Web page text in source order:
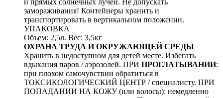
замораживания! Контейнеры хранить и
транспортировать в вертикальном положении.
УПАКОВКА
Объем: 2,5л. Вес: 3,5кг
ОХРАНА ТРУДА И ОКРУЖАЮЩЕЙ СРЕДЫ
Хранить в недоступном для детей месте. Избегать
вдыхания паров / аэрозолей. ПРИ ПРОГЛАТЫВАНИИ:
при плохом самочувствии обратиться в
ТОКСИКОЛОГИЧЕСКИЙ ЦЕНТР / специалисту. ПРИ
ПОПАДАНИИ НА КОЖУ (или волосы): немедленно